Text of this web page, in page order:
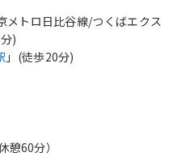
メトロ日比谷線/つくばエクス
)
」(徒歩20分)
60分）